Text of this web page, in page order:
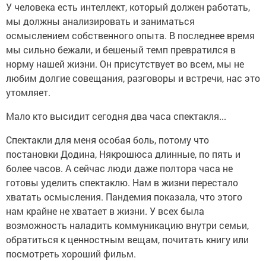
У человека есть интеллект, который должен работать,
мы должны анализировать и заниматься
осмыслением собственного опыта. В последнее время
мы сильно бежали, и бешеный темп превратился в
норму нашей жизни. Он присутствует во всем, мы не
любим долгие совещания, разговоры и встречи, нас это
утомляет.
Мало кто высидит сегодня два часа спектакля...
Спектакли для меня особая боль, потому что
постановки Додина, Някрошюса длинные, по пять и
более часов. А сейчас люди даже полтора часа не
готовы уделить спектаклю. Нам в жизни перестало
хватать осмысления. Пандемия показала, что этого
нам крайне не хватает в жизни. У всех была
возможность наладить коммуникацию внутри семьи,
обратиться к ценностным вещам, почитать книгу или
посмотреть хороший фильм.